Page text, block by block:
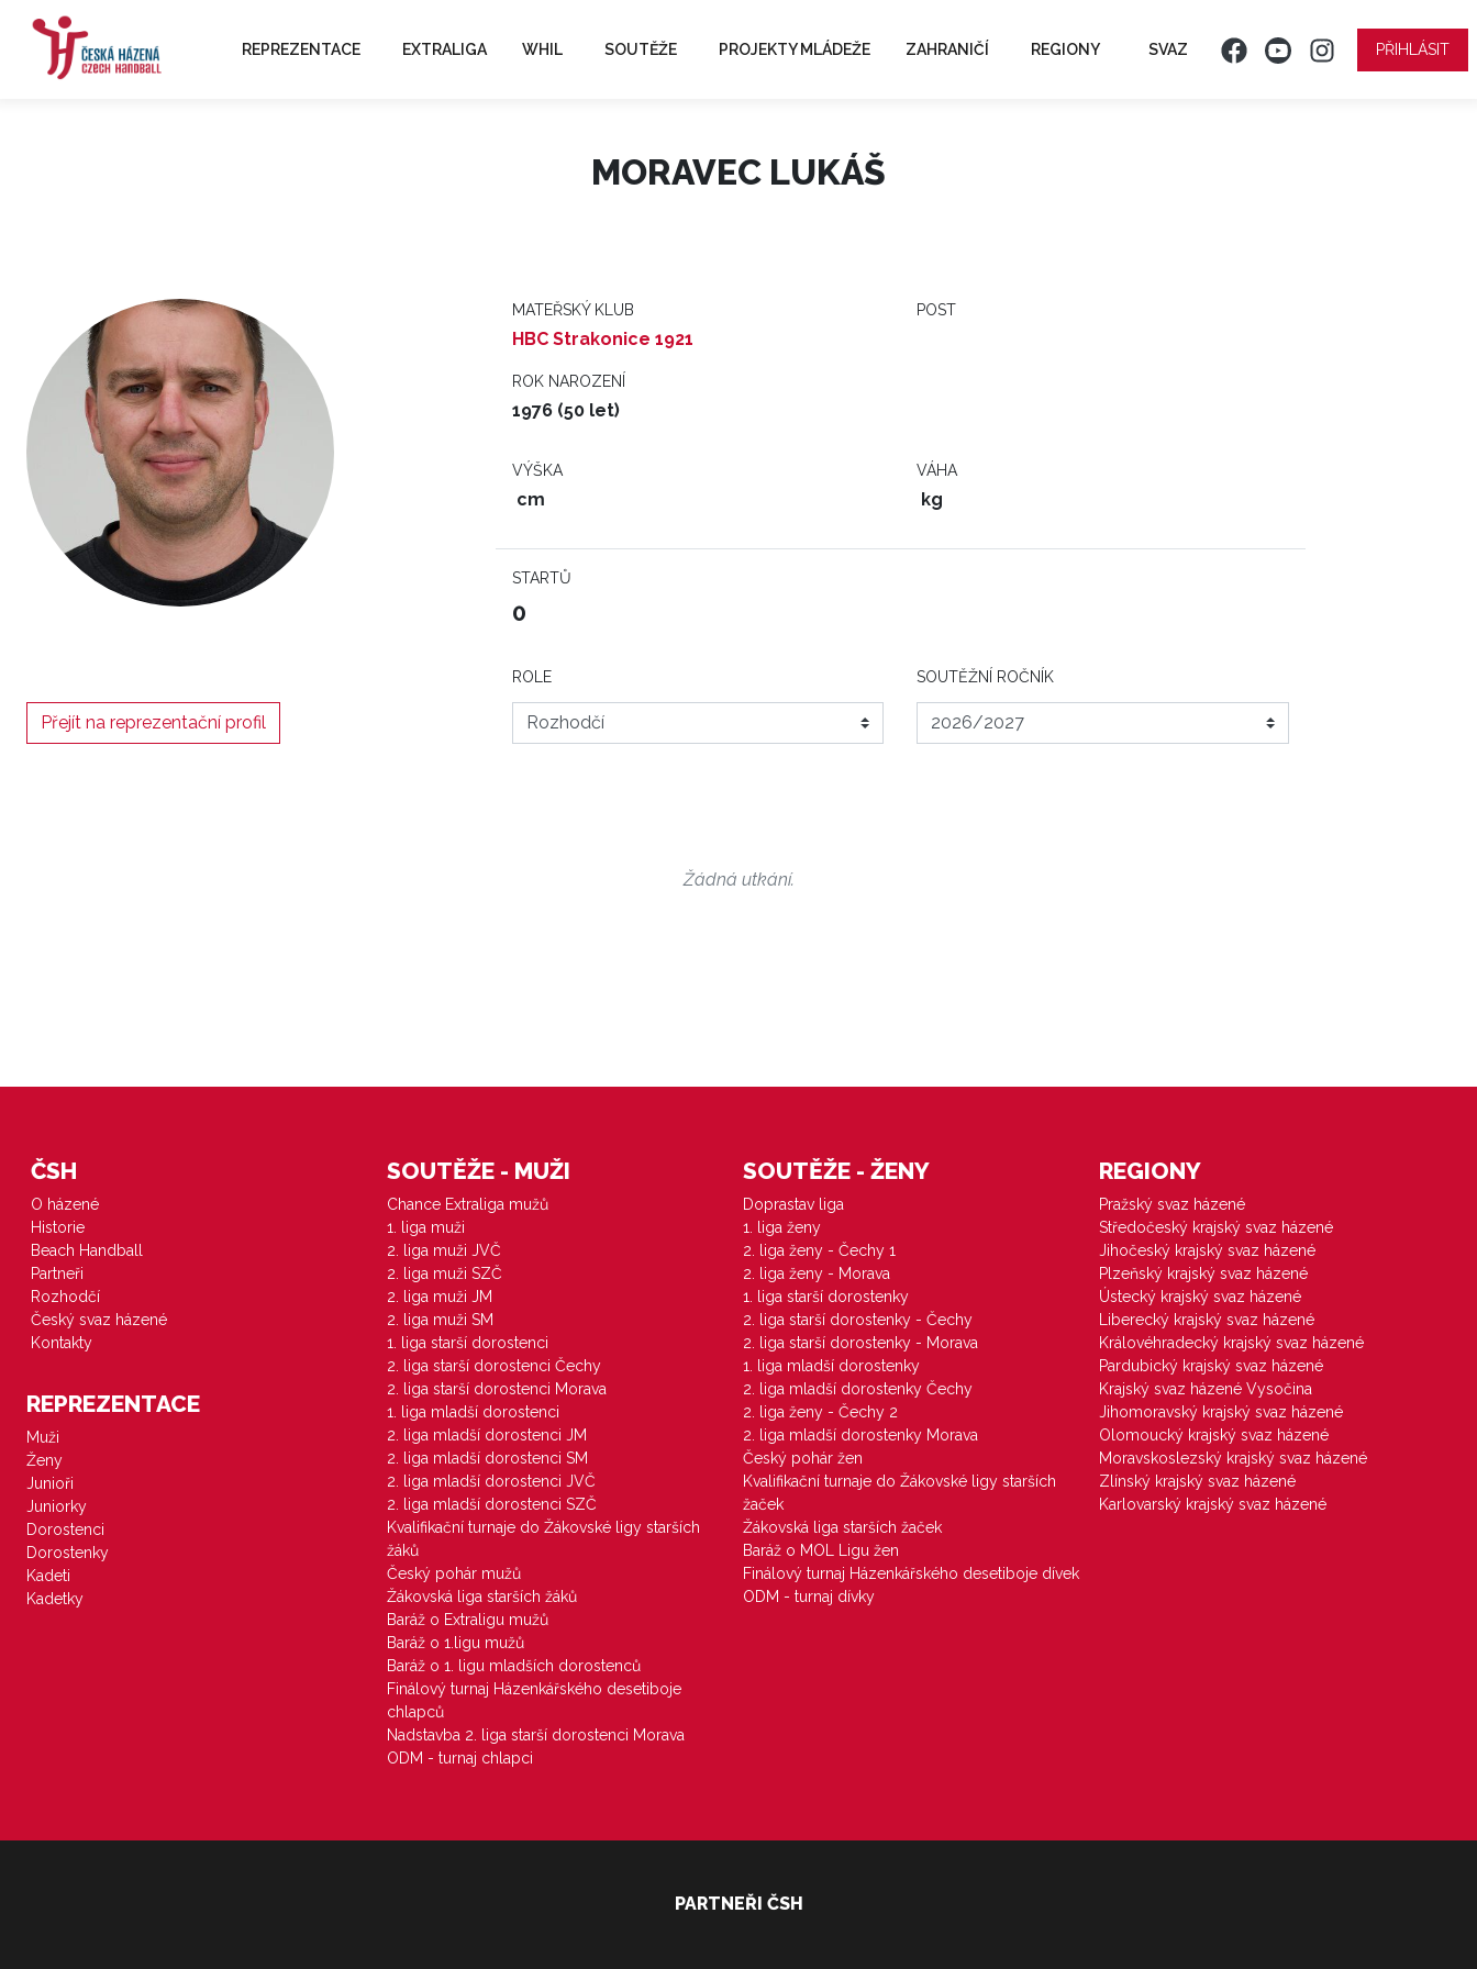
REPREZENTACE EXTRALIGA WHIL SOUTĚŽE PROJEKTY MLÁDEŽE ZAHRANIČÍ REGIONY SVAZ PŘIHLÁSIT
MORAVEC LUKÁŠ
MATEŘSKÝ KLUB
HBC Strakonice 1921
POST
ROK NAROZENÍ
1976 (50 let)
VÝŠKA
cm
VÁHA
kg
STARTŮ
0
Přejít na reprezentační profil
ROLE SOUTĚŽNÍ ROČNÍK
Žádná utkání.
ČSH
O házené
Historie
Beach Handball
Partneři
Rozhodčí
Český svaz házené
Kontakty
REPREZENTACE
Muži
Ženy
Junioři
Juniorky
Dorostenci
Dorostenky
Kadeti
Kadetky
SOUTĚŽE - MUŽI
Chance Extraliga mužů
1. liga muži
2. liga muži JVČ
2. liga muži SZČ
2. liga muži JM
2. liga muži SM
1. liga starší dorostenci
2. liga starší dorostenci Čechy
2. liga starší dorostenci Morava
1. liga mladší dorostenci
2. liga mladší dorostenci JM
2. liga mladší dorostenci SM
2. liga mladší dorostenci JVČ
2. liga mladší dorostenci SZČ
Kvalifikační turnaje do Žákovské ligy starších
žáků
Český pohár mužů
Žákovská liga starších žáků
Baráž o Extraligu mužů
Baráž o 1.ligu mužů
Baráž o 1. ligu mladších dorostenců
Finálový turnaj Házenkářského desetiboje
chlapců
Nadstavba 2. liga starší dorostenci Morava
ODM - turnaj chlapci
SOUTĚŽE - ŽENY
Doprastav liga
1. liga ženy
2. liga ženy - Čechy 1
2. liga ženy - Morava
1. liga starší dorostenky
2. liga starší dorostenky - Čechy
2. liga starší dorostenky - Morava
1. liga mladší dorostenky
2. liga mladší dorostenky Čechy
2. liga ženy - Čechy 2
2. liga mladší dorostenky Morava
Český pohár žen
Kvalifikační turnaje do Žákovské ligy starších
žaček
Žákovská liga starších žaček
Baráž o MOL Ligu žen
Finálový turnaj Házenkářského desetiboje dívek
ODM - turnaj dívky
REGIONY
Pražský svaz házené
Středočeský krajský svaz házené
Jihočeský krajský svaz házené
Plzeňský krajský svaz házené
Ústecký krajský svaz házené
Liberecký krajský svaz házené
Královéhradecký krajský svaz házené
Pardubický krajský svaz házené
Krajský svaz házené Vysočina
Jihomoravský krajský svaz házené
Olomoucký krajský svaz házené
Moravskoslezský krajský svaz házené
Zlínský krajský svaz házené
Karlovarský krajský svaz házené
PARTNEŘI ČSH